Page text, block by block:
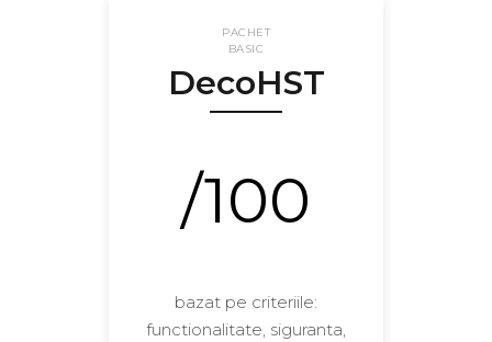
PACHET
BASIC
DecoHST
/100
bazat pe criteriile:
functionalitate, siguranta,